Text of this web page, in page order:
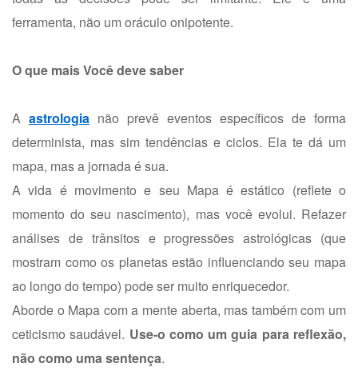
ferramenta, não um oráculo onipotente.
O que mais Você deve saber
A astrologia não prevê eventos específicos de forma
determinista, mas sim tendências e ciclos. Ela te dá um
mapa, mas a jornada é sua.
A vida é movimento e seu Mapa é estático (reflete o
momento do seu nascimento), mas você evolui. Refazer
análises de trânsitos e progressões astrológicas (que
mostram como os planetas estão influenciando seu mapa
ao longo do tempo) pode ser muito enriquecedor.
Aborde o Mapa com a mente aberta, mas também com um
ceticismo saudável. Use-o como um guia para reflexão,
não como uma sentença.